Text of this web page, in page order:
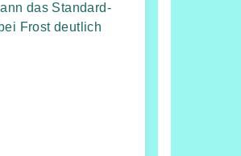
das Standard-
Frost deutlich